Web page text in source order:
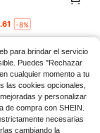
.61 -8%
para brindar el servicio
Puedes "Rechazar
cualquier momento a tu
las cookies opcionales,
y personalizar
de compra con SHEIN.
necesarias
cambiando la